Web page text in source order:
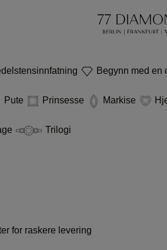
Begynn med en
Pute Prinsesse Markise
Trilogi
for raskere levering